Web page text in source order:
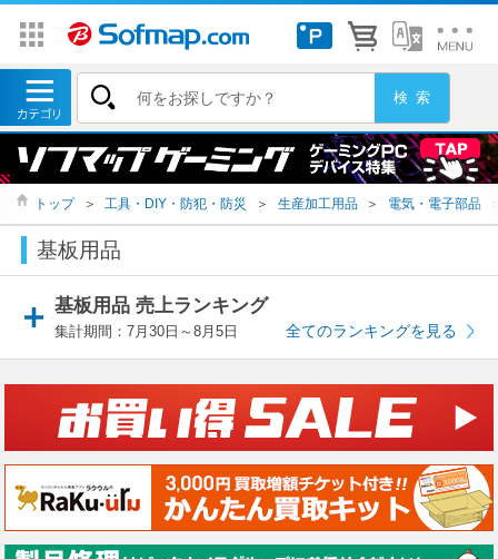
トップ ＞ 工具・DIY・防犯・防災 ＞ 生産加工用品 ＞ 電気・電子部品
基板用品
基板用品 売上ランキング
集計期間：7月30日～8月5日 全てのランキングを見る